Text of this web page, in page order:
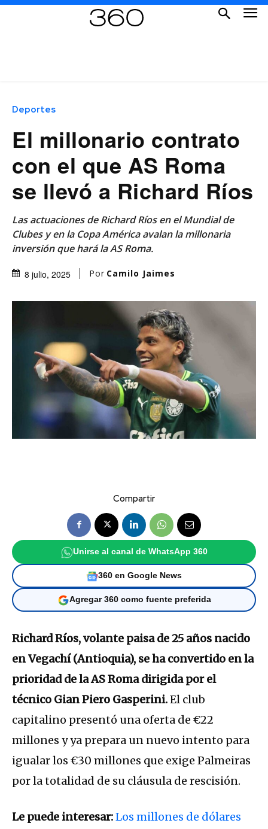
Deportes
El millonario contrato
con el que AS Roma
se llevó a Richard Ríos
Las actuaciones de Richard Ríos en el Mundial de
Clubes y en la Copa América avalan la millonaria
inversión que hará la AS Roma.
8 julio, 2025 Por Camilo Jaimes
Compartir
Unirse al canal de WhatsApp 360
360 en Google News
Agregar 360 como fuente preferida
Richard Ríos, volante paisa de 25 años nacido
en Vegachí (Antioquia), se ha convertido en la
prioridad de la AS Roma dirigida por el
técnico Gian Piero Gasperini.El club
capitalino presentó una oferta de €22
millones y ya prepara un nuevo intento para
igualar los €30 millones que exige Palmeiras
por la totalidad de su cláusula de rescisión.
Le puede interesar:Los millones de dólares